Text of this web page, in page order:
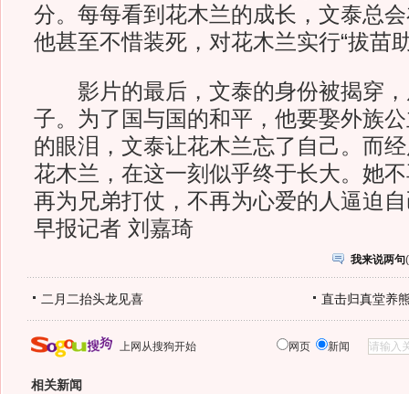
分。每每看到花木兰的成长，文泰总
他甚至不惜装死，对花木兰实行“拔苗
影片的最后，文泰的身份被揭穿，
子。为了国与国的和平，他要娶外族
的眼泪，文泰让花木兰忘了自己。而
花木兰，在这一刻似乎终于长大。她
再为兄弟打仗，不再为心爱的人逼迫
早报记者 刘嘉琦
我来说两句(
二月二抬头龙见喜 直击归真堂养
上网从搜狗开始 网页 新闻
相关新闻